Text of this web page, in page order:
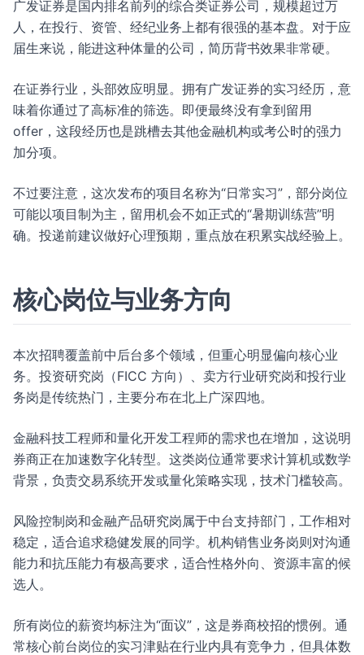
广发证券是国内排名前列的综合类证券公司，规模超过万
人，在投行、资管、经纪业务上都有很强的基本盘。对于应
届生来说，能进这种体量的公司，简历背书效果非常硬。
在证券行业，头部效应明显。拥有广发证券的实习经历，意
味着你通过了高标准的筛选。即便最终没有拿到留用
offer，这段经历也是跳槽去其他金融机构或考公时的强力
加分项。
不过要注意，这次发布的项目名称为“日常实习”，部分岗位
可能以项目制为主，留用机会不如正式的“暑期训练营”明
确。投递前建议做好心理预期，重点放在积累实战经验上。
核心岗位与业务方向
本次招聘覆盖前中后台多个领域，但重心明显偏向核心业
务。投资研究岗（FICC 方向）、卖方行业研究岗和投行业
务岗是传统热门，主要分布在北上广深四地。
金融科技工程师和量化开发工程师的需求也在增加，这说明
券商正在加速数字化转型。这类岗位通常要求计算机或数学
背景，负责交易系统开发或量化策略实现，技术门槛较高。
风险控制岗和金融产品研究岗属于中台支持部门，工作相对
稳定，适合追求稳健发展的同学。机构销售业务岗则对沟通
能力和抗压能力有极高要求，适合性格外向、资源丰富的候
选人。
所有岗位的薪资均标注为“面议”，这是券商校招的惯例。通
常核心前台岗位的实习津贴在行业内具有竞争力，但具体数